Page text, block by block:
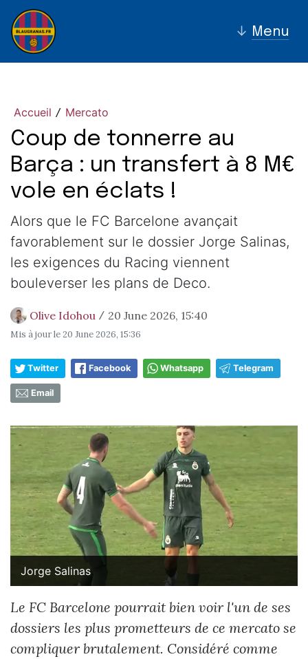
↓ Menu
Accueil / Mercato
Coup de tonnerre au
Barça : un transfert à 8 M€
vole en éclats !
Alors que le FC Barcelone avançait
favorablement sur le dossier Jorge Salinas,
les exigences du Racing viennent
bouleverser les plans de Deco.
Olive Idohou / 20 June 2026, 15:40
Mis à jour le20 June 2026, 15:36
Twitter Facebook Whatsapp Telegram
Email
Jorge Salinas
Le FC Barcelone pourrait bien voir l'un de ses
dossiers les plus prometteurs de ce mercato se
compliquer brutalement. Considéré comme